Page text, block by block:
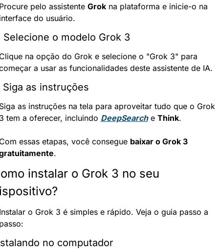
pelo assistente Grok na plataforma e inicie-o na
do usuário.
Selecione o modelo Grok 3
na opção do Grok e selecione o "Grok 3" para
a usar as funcionalidades deste assistente de IA.
Siga as instruções
as instruções na tela para aproveitar tudo que o Grok
tem a oferecer, incluindo DeepSearch e Think.
essas etapas, você consegue baixar o Grok 3
.
instalar o Grok 3 no seu
o Grok 3 é simples e rápido. Veja o guia passo a
no computador